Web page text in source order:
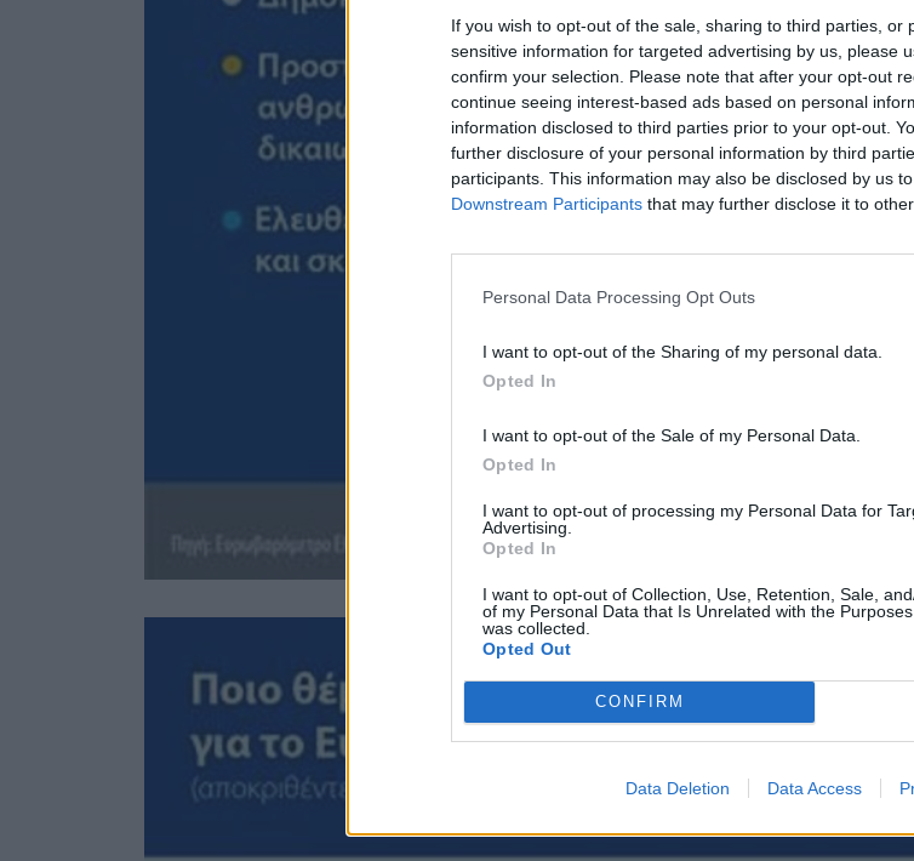
If you wish to opt-out of the sale, sharing to third parties, or
sensitive information for targeted advertising by us, please
confirm your selection. Please note that after your opt-out
continue seeing interest-based ads based on personal
information disclosed to third parties prior to your opt-out.
further disclosure of your personal information by third
participants. This information may also be disclosed by us
Downstream Participants that may further disclose it to
Personal Data Processing Opt Outs
I want to opt-out of the Sharing of my personal data.
Opted In
I want to opt-out of the Sale of my Personal Data.
Opted In
I want to opt-out of processing my Personal Data for
Advertising.
Opted In
I want to opt-out of Collection, Use, Retention, Sale,
of my Personal Data that Is Unrelated with the
was collected.
Opted Out
CONFIRM
Data Deletion Data Access